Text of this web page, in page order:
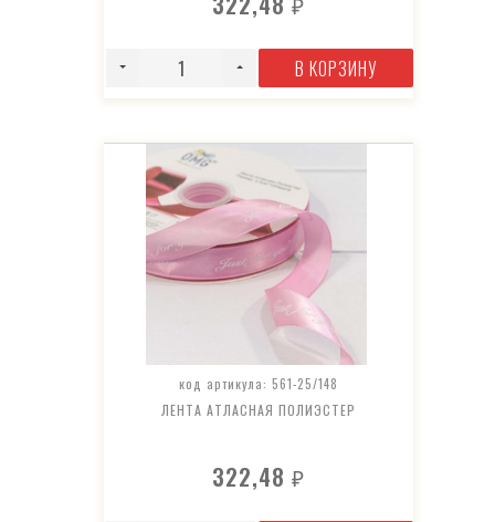
₽
В КОРЗИНУ
код артикула: 561-25/148
ЛЕНТА АТЛАСНАЯ ПОЛИЭСТЕР
322,48₽